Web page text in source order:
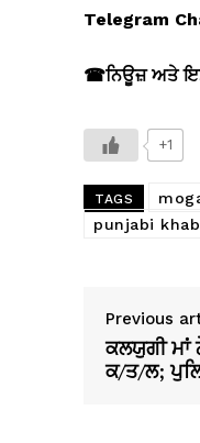
Telegram
☎ਨਿਊਜ਼ ਅਤੇ
+1
TAGS
punjabi
Previous
ਕਲਯੁਗੀ ਮਾਂ
ਕ/ਤ/ਲ;